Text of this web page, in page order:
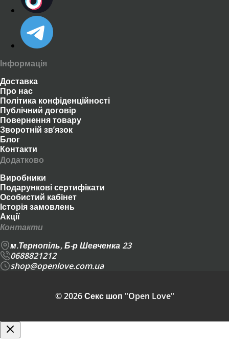
Інформація
Доставка
Про нас
Політика конфіденційності
Публічний договір
Повернення товару
Зворотній зв’язок
Блог
Контакти
Додатково
Виробники
Подарункові сертифікати
Особистий кабінет
Історія замовлень
Акції
Контакти
м.Тернопіль, Б-р Шевченка 23
0688821212
shop@openlove.com.ua
© 2026 Секс шоп "Open Love"